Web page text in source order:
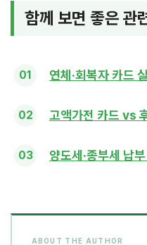
함께 보면 좋은 관
연체·회복자 카드
고액가전 카드 vs
양도세·종부세 납
ABOUT THE AUTHOR